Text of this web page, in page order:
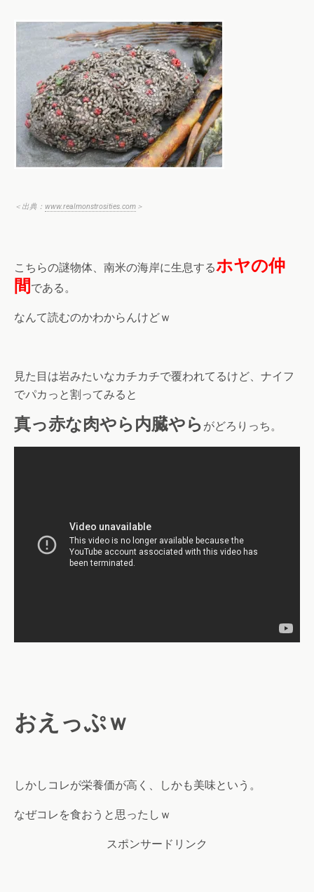
＜出典： www.realmonstrosities.com ＞
こちらの謎物体、南米の海岸に生息するホヤの仲
間 である。
なんて読むのかわからんけどｗ
見た目は岩みたいなカチカチで覆われてるけど、ナイフ
でパカっと割ってみると
真っ赤な肉やら内臓やら がどろりっち。
おえっぷｗ
しかしコレが栄養価が高く、しかも美味という。
なぜコレを食おうと思ったしｗ
スポンサードリンク